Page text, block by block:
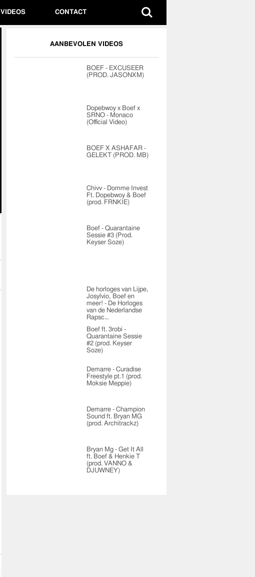
VIDEOS CONTACT
AANBEVOLEN VIDEOS
BOEF - EXCUSEER
(PROD. JASONXM)
Dopebwoy x Boef x
SRNO - Monaco
(Official Video)
BOEF X ASHAFAR -
GELEKT (PROD. MB)
Chivv - Domme Invest
Ft. Dopebwoy & Boef
(prod. FRNKIE)
Boef - Quarantaine
Sessie #3 (Prod.
Keyser Soze)
De horloges van Lijpe,
Josylvio, Boef en
meer! - De Horloges
van de Nederlandse
Rapsc…
Boef ft. 3robi -
Quarantaine Sessie
#2 (prod. Keyser
Soze)
Demarre - Curadise
Freestyle pt.1 (prod.
Moksie Meppie)
Demarre - Champion
Sound ft. Bryan MG
(prod. Architrackz)
Bryan Mg - Get It All
ft. Boef & Henkie T
(prod. VANNO &
DJUWNEY)